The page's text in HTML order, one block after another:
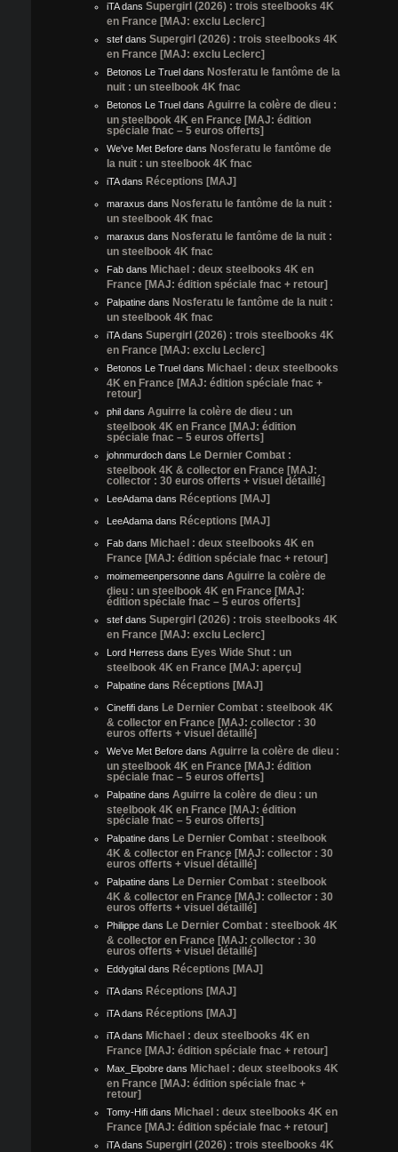
iTAdans Supergirl (2026) : trois steelbooks 4K
en France [MAJ: exclu Leclerc]
stef dans Supergirl (2026) : trois steelbooks 4K
en France [MAJ: exclu Leclerc]
Betonos Le Truel dans Nosferatu le fantôme de la
nuit : un steelbook 4K fnac
Betonos Le Truel dans Aguirre la colère de dieu :
un steelbook 4K en France [MAJ: édition
spéciale fnac – 5 euros offerts]
We've Met Before dans Nosferatu le fantôme de
la nuit : un steelbook 4K fnac
iTAdans Réceptions [MAJ]
maraxus dans Nosferatu le fantôme de la nuit :
un steelbook 4K fnac
maraxus dans Nosferatu le fantôme de la nuit :
un steelbook 4K fnac
Fab dans Michael : deux steelbooks 4K en
France [MAJ: édition spéciale fnac + retour]
Palpatine dans Nosferatu le fantôme de la nuit :
un steelbook 4K fnac
iTAdans Supergirl (2026) : trois steelbooks 4K
en France [MAJ: exclu Leclerc]
Betonos Le Truel dans Michael : deux steelbooks
4K en France [MAJ: édition spéciale fnac +
retour]
phil dans Aguirre la colère de dieu : un
steelbook 4K en France [MAJ: édition
spéciale fnac – 5 euros offerts]
johnmurdoch dans Le Dernier Combat :
steelbook 4K & collector en France [MAJ:
collector : 30 euros offerts + visuel détaillé]
LeeAdama dans Réceptions [MAJ]
LeeAdama dans Réceptions [MAJ]
Fab dans Michael : deux steelbooks 4K en
France [MAJ: édition spéciale fnac + retour]
moimemeenpersonne dans Aguirre la colère de
dieu : un steelbook 4K en France [MAJ:
édition spéciale fnac – 5 euros offerts]
stef dans Supergirl (2026) : trois steelbooks 4K
en France [MAJ: exclu Leclerc]
Lord Herress dans Eyes Wide Shut : un
steelbook 4K en France [MAJ: aperçu]
Palpatine dans Réceptions [MAJ]
Cinefifi dans Le Dernier Combat : steelbook 4K
& collector en France [MAJ: collector : 30
euros offerts + visuel détaillé]
We've Met Before dans Aguirre la colère de dieu :
un steelbook 4K en France [MAJ: édition
spéciale fnac – 5 euros offerts]
Palpatine dans Aguirre la colère de dieu : un
steelbook 4K en France [MAJ: édition
spéciale fnac – 5 euros offerts]
Palpatine dans Le Dernier Combat : steelbook
4K & collector en France [MAJ: collector : 30
euros offerts + visuel détaillé]
Palpatine dans Le Dernier Combat : steelbook
4K & collector en France [MAJ: collector : 30
euros offerts + visuel détaillé]
Philippe dans Le Dernier Combat : steelbook 4K
& collector en France [MAJ: collector : 30
euros offerts + visuel détaillé]
Eddygital dans Réceptions [MAJ]
iTAdans Réceptions [MAJ]
iTAdans Réceptions [MAJ]
iTAdans Michael : deux steelbooks 4K en
France [MAJ: édition spéciale fnac + retour]
Max_Elpobre dans Michael : deux steelbooks 4K
en France [MAJ: édition spéciale fnac +
retour]
Tomy-Hifi dans Michael : deux steelbooks 4K en
France [MAJ: édition spéciale fnac + retour]
iTAdans Supergirl (2026) : trois steelbooks 4K